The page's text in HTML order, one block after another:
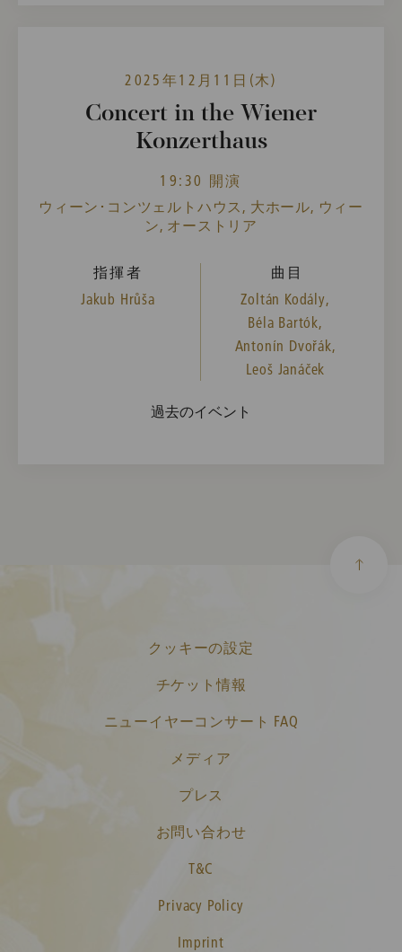
2025年12月11日(木)
Concert in the Wiener
Konzerthaus
19:30 開演
ウィーン･コンツェルトハウス, 大ホール, ウィー
ン, オーストリア
指揮者
Jakub Hrůša
曲目
Zoltán Kodály,
Béla Bartók,
Antonín Dvořák,
Leoš Janáček
過去のイベント
クッキーの設定
チケット情報
ニューイヤーコンサート FAQ
メディア
プレス
お問い合わせ
T&C
Privacy Policy
Imprint